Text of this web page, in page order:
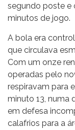
segundo poste e
minutos de jogo.
A bola era
que circulava
Com um onze
operadas pelo
respiravam para
minuto 13, numa
em defesa
calafrios para a